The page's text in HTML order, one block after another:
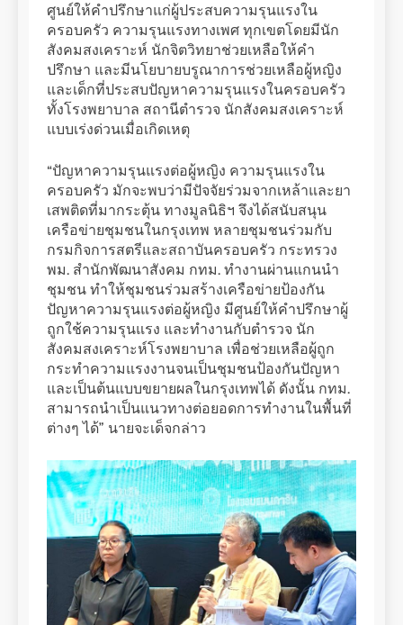
ศูนย์ให้คำปรึกษาแก่ผู้ประสบความรุนแรงใน
ครอบครัว ความรุนแรงทางเพศ ทุกเขตโดยมีนัก
สังคมสงเคราะห์ นักจิตวิทยาช่วยเหลือให้คำ
ปรึกษา และมีนโยบายบรูณาการช่วยเหลือผู้หญิง
และเด็กที่ประสบปัญหาความรุนแรงในครอบครัว
ทั้งโรงพยาบาล สถานีตำรวจ นักสังคมสงเคราะห์
แบบเร่งด่วนเมื่อเกิดเหตุ
“ปัญหาความรุนแรงต่อผู้หญิง ความรุนแรงใน
ครอบครัว มักจะพบว่ามีปัจจัยร่วมจากเหล้าและยา
เสพติดที่มากระตุ้น ทางมูลนิธิฯ จึงได้สนับสนุน
เครือข่ายชุมชนในกรุงเทพ หลายชุมชนร่วมกับ
กรมกิจการสตรีและสถาบันครอบครัว กระทรวง
พม. สำนักพัฒนาสังคม กทม. ทำงานผ่านแกนนำ
ชุมชน ทำให้ชุมชนร่วมสร้างเครือข่ายป้องกัน
ปัญหาความรุนแรงต่อผู้หญิง มีศูนย์ให้คำปรึกษาผู้
ถูกใช้ความรุนแรง และทำงานกับตำรวจ นัก
สังคมสงเคราะห์โรงพยาบาล เพื่อช่วยเหลือผู้ถูก
กระทำความแรงงานจนเป็นชุมชนป้องกันปัญหา
และเป็นต้นแบบขยายผลในกรุงเทพได้ ดังนั้น กทม.
สามารถนำเป็นแนวทางต่อยอดการทำงานในพื้นที่
ต่างๆ ได้” นายจะเด็จกล่าว